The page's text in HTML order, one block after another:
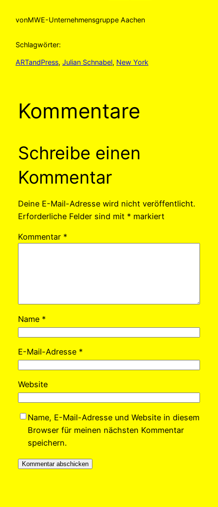
vonMWE-Unternehmensgruppe Aachen
Schlagwörter:
ARTandPress, Julian Schnabel, New York
Kommentare
Schreibe einen
Kommentar
Deine E-Mail-Adresse wird nicht veröffentlicht.
Erforderliche Felder sind mit * markiert
Kommentar *
Name *
E-Mail-Adresse *
Website
Name, E-Mail-Adresse und Website in diesem
Browser für meinen nächsten Kommentar
speichern.